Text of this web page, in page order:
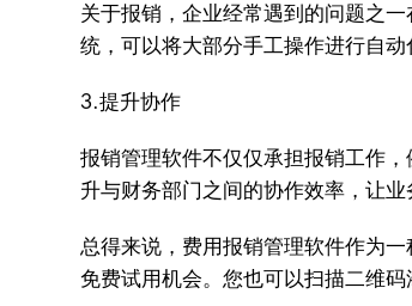
关于报销，企业经常遇到的问题之
统，可以将大部分手工操作进行自
3.提升协作
报销管理软件不仅仅承担报销工作
升与财务部门之间的协作效率，让业
总得来说，费用报销管理软件作为
免费试用机会。您也可以扫描二维码